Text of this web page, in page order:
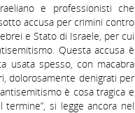
e professionisti che
accusa per crimini contro
e Stato di Israele, per cui
Questa accusa è
usata spesso, con macabra
dolorosamente denigrati per
è cosa tragica e
si legge ancora nel